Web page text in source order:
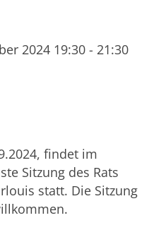
2024 19:30 - 21:30
findet im
Sitzung des Rats
statt. Die Sitzung